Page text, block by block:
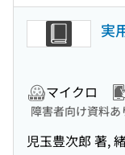
実
マイクロ
障害者向け資料あ
児玉豊次郎 著,